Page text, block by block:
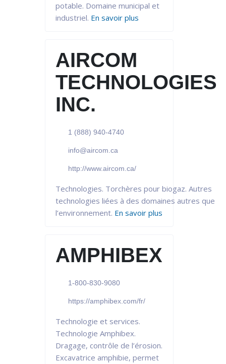
potable. Domaine municipal et
industriel. En savoir plus
AIRCOM
TECHNOLOGIES
INC.
1 (888) 940-4740
info@aircom.ca
http://www.aircom.ca/
Technologies. Torchères pour biogaz. Autres
technologies liées à des domaines autres que
l’environnement. En savoir plus
AMPHIBEX
1-800-830-9080
https://amphibex.com/fr/
Technologie et services.
Technologie Amphibex.
Dragage, contrôle de l’érosion.
Excavatrice amphibie, permet